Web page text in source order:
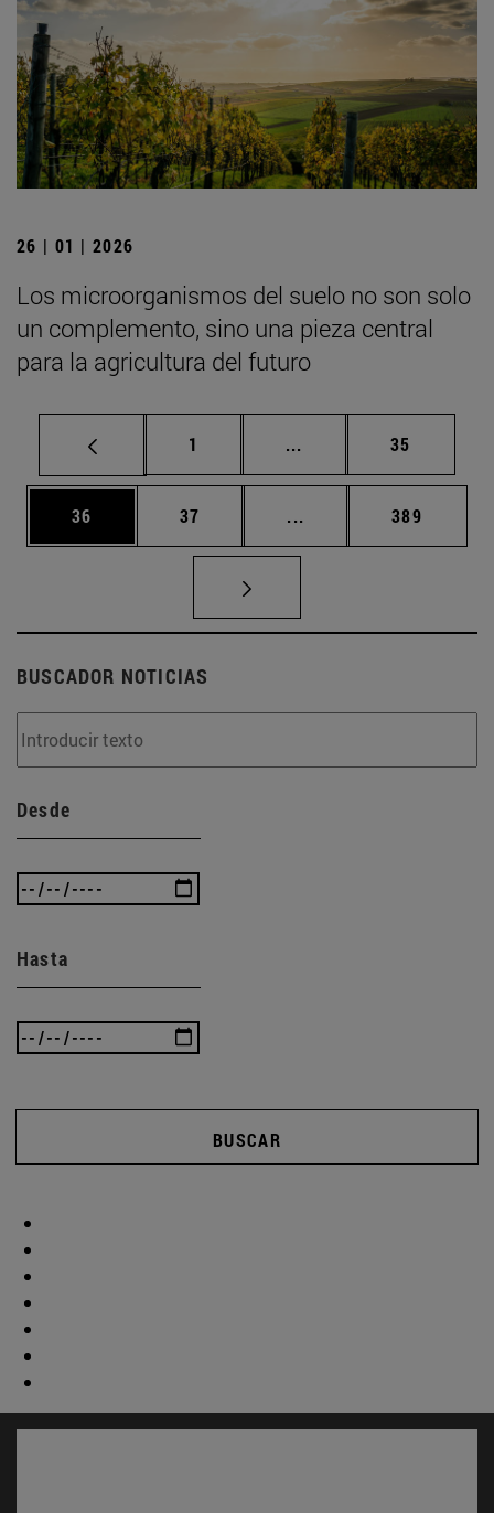
26 | 01 | 2026
Los microorganismos del suelo no son solo
un complemento, sino una pieza central
para la agricultura del futuro
Página
1 ... Páginas intermedias
Página
35
Página
36 Página
37 ... Páginas intermedias
Página
389
BUSCADOR NOTICIAS
Desde
Hasta
BUSCAR